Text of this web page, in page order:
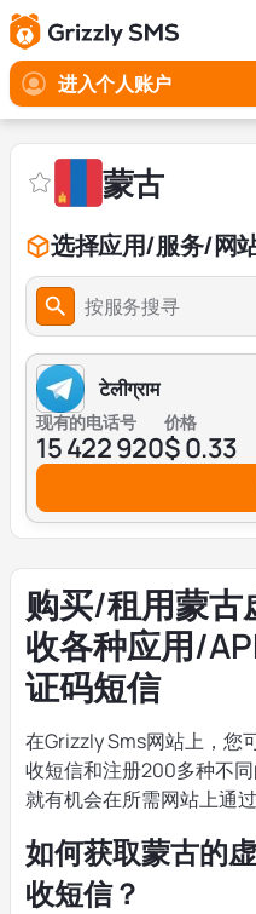
进入个人账户
蒙古
选择应用/服务/网
按服务搜寻
टेलीग्राम
现有的电话号
15 422 920
价格
$ 0.33
购买/租用蒙古
收各种应用/
证码短信
在Grizzly Sms网站上，您
收短信和注册200多种不
就有机会在所需网站上通过
如何获取蒙古的
收短信？